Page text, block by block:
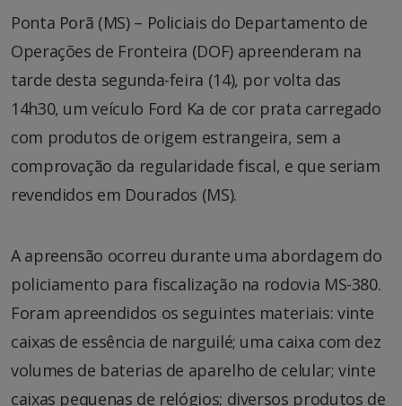
Ponta Porã (MS) – Policiais do Departamento de
Operações de Fronteira (DOF) apreenderam na
tarde desta segunda-feira (14), por volta das
14h30, um veículo Ford Ka de cor prata carregado
com produtos de origem estrangeira, sem a
comprovação da regularidade fiscal, e que seriam
revendidos em Dourados (MS).
A apreensão ocorreu durante uma abordagem do
policiamento para fiscalização na rodovia MS-380.
Foram apreendidos os seguintes materiais: vinte
caixas de essência de narguilé; uma caixa com dez
volumes de baterias de aparelho de celular; vinte
caixas pequenas de relógios; diversos produtos de